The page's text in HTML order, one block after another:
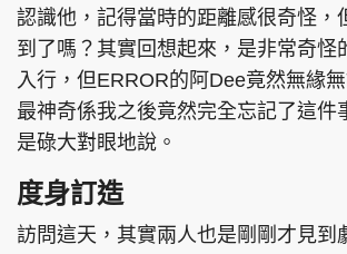
認識他，記得當時的距離感很奇怪，
到了嗎？其實回想起來，是非常奇怪
入行，但ERROR的阿Dee竟然無緣無
最神奇係我之後竟然完全忘記了這件
是碌大對眼地說。
度身訂造
訪問這天，其實兩人也是剛剛才見到